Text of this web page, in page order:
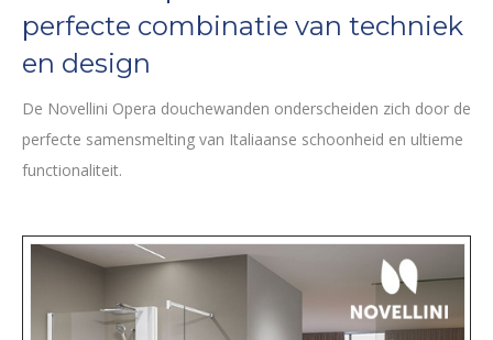
perfecte combinatie van techniek
en design
De Novellini Opera douchewanden onderscheiden zich door de
perfecte samensmelting van Italiaanse schoonheid en ultieme
functionaliteit.